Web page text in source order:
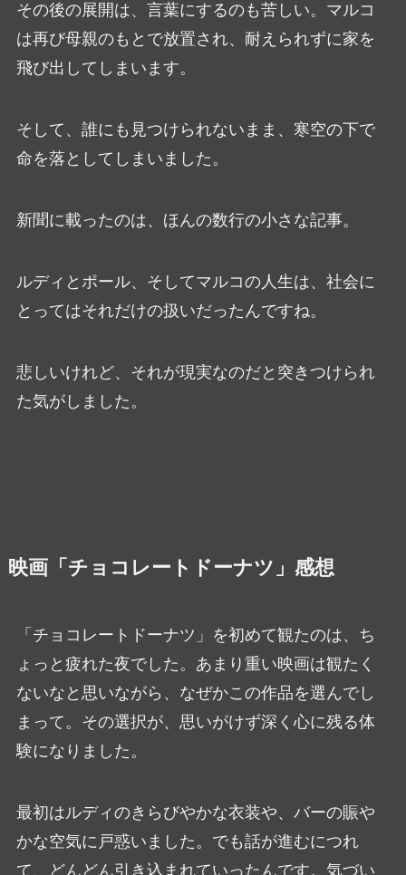
その後の展開は、言葉にするのも苦しい。マルコ
は再び母親のもとで放置され、耐えられずに家を
飛び出してしまいます。
そして、誰にも見つけられないまま、寒空の下で
命を落としてしまいました。
新聞に載ったのは、ほんの数行の小さな記事。
ルディとポール、そしてマルコの人生は、社会に
とってはそれだけの扱いだったんですね。
悲しいけれど、それが現実なのだと突きつけられ
た気がしました。
映画「チョコレートドーナツ」感想
「チョコレートドーナツ」を初めて観たのは、ち
ょっと疲れた夜でした。あまり重い映画は観たく
ないなと思いながら、なぜかこの作品を選んでし
まって。その選択が、思いがけず深く心に残る体
験になりました。
最初はルディのきらびやかな衣装や、バーの賑や
かな空気に戸惑いました。でも話が進むにつれ
て、どんどん引き込まれていったんです。気づい